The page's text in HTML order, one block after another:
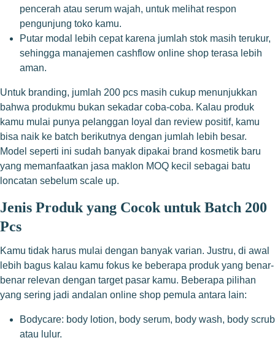
pencerah atau serum wajah, untuk melihat respon
pengunjung toko kamu.
Putar modal lebih cepat karena jumlah stok masih terukur,
sehingga manajemen cashflow online shop terasa lebih
aman.
Untuk branding, jumlah 200 pcs masih cukup menunjukkan
bahwa produkmu bukan sekadar coba-coba. Kalau produk
kamu mulai punya pelanggan loyal dan review positif, kamu
bisa naik ke batch berikutnya dengan jumlah lebih besar.
Model seperti ini sudah banyak dipakai brand kosmetik baru
yang memanfaatkan jasa maklon MOQ kecil sebagai batu
loncatan sebelum scale up.
Jenis Produk yang Cocok untuk Batch 200
Pcs
Kamu tidak harus mulai dengan banyak varian. Justru, di awal
lebih bagus kalau kamu fokus ke beberapa produk yang benar-
benar relevan dengan target pasar kamu. Beberapa pilihan
yang sering jadi andalan online shop pemula antara lain:
Bodycare: body lotion, body serum, body wash, body scrub
atau lulur.